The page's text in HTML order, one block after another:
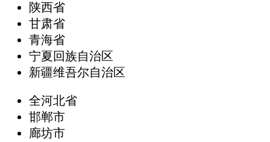
陕西省
甘肃省
青海省
宁夏回族自治区
新疆维吾尔自治区
全河北省
邯郸市
廊坊市